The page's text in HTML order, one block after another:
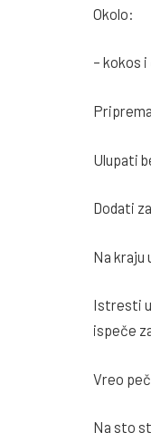
Okolo:
– kokos
Ulupati
Dodati
Na kraju
Istresti u
ispeče
Vreo
Na sto